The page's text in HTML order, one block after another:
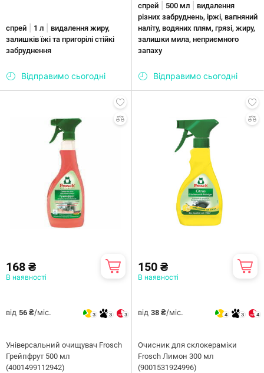
спрей 1 л
видалення жиру,
залишків їжі та пригорілі стійкі
забруднення
Відправимо сьогодні
спрей
500 мл
видалення
різних забруднень, іржі, вапняний
наліту, водяних плям, грязі, жиру,
залишки мила, неприємного
запаху
Відправимо сьогодні
168 ₴
В наявності
від 56 ₴/міс. 3 3 3
Універсальний очищувач Frosch
Грейпфрут 500 мл
(4001499112942)
150 ₴
В наявності
від 38 ₴/міс. 4 3 4
Очисник для склокераміки
Frosch Лимон 300 мл
(9001531924996)